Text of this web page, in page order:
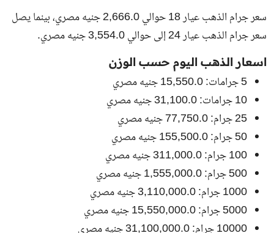
سعر جرام الذهب عيار 18 حوالي 2,666.0 جنيه مصري، بينما يصل
سعر جرام الذهب عيار 24 إلى حوالي 3,554.0 جنيه مصري.
اسعار الذهب اليوم حسب الوزن
5 جرامات: 15,550.0 جنيه مصري
10 جرامات: 31,100.0 جنيه مصري
25 جرام: 77,750.0 جنيه مصري
50 جرام: 155,500.0 جنيه مصري
100 جرام: 311,000.0 جنيه مصري
500 جرام: 1,555,000.0 جنيه مصري
1000 جرام: 3,110,000.0 جنيه مصري
5000 جرام: 15,550,000.0 جنيه مصري